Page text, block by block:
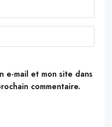
e-mail et mon site dans
commentaire.